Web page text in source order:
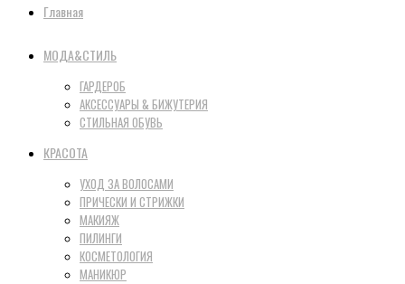
Главная
МОДА&СТИЛЬ
ГАРДЕРОБ
АКСЕССУАРЫ & БИЖУТЕРИЯ
СТИЛЬНАЯ ОБУВЬ
КРАСОТА
УХОД ЗА ВОЛОСАМИ
ПРИЧЕСКИ И СТРИЖКИ
МАКИЯЖ
ПИЛИНГИ
КОСМЕТОЛОГИЯ
МАНИКЮР